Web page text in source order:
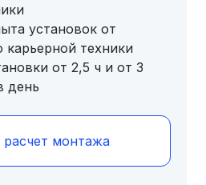
установок от
карьерной техники
от 2,5 ч и от 3
день
расчет монтажа